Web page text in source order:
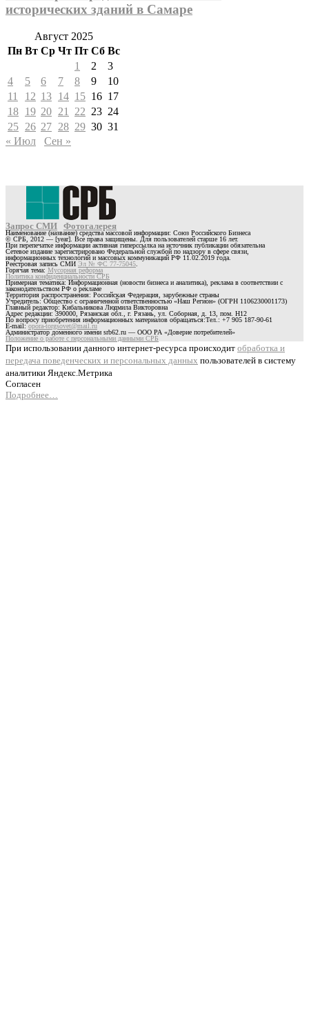
исторических зданий в Самаре
Август 2025
Пн Вт Ср Чт Пт Сб Вс
1
2
3
4
5 6 7 8 9
10
11
12 13 14 15 16 17
18 19 20 21 22 23 24
25 26 27 28 29 30 31
« Июл
Сен »
Запрос СМИ Фотогалерея
Наименование (название) средства массовой информации: Союз Российского Бизнеса
© СРБ, 2012 — [year]. Все права защищены. Для пользователей старше 16 лет.
При перепечатке информации активная гиперссылка на источник публикации обязательна
Сетевое издание зарегистрировано Федеральной службой по надзору в сфере связи,
информационных технологий и массовых коммуникаций РФ 11.02.2019 года.
Реестровая запись СМИ Эл № ФС 77-75045
Горячая тема: Мусорная реформа
Политика конфиденциальности СРБ
Примерная тематика: Информационная (новости бизнеса и аналитика), реклама в соответствии с
законодательством РФ о рекламе
Территория распространения: Российская Федерация, зарубежные страны
Учредитель: Общество с ограниченной ответственностью «Наш Регион» (ОГРН 1106230001173)
Главный редактор: Кибальникова Людмила Викторовна
Адрес редакции: 390000, Рязанская обл., г. Рязань, ул. Соборная, д. 13, пом. Н12
По вопросу приобретения информационных материалов обращаться:Тел.: +7 905 187-90-61
E-mail:opora-torgsovet@mail.ru
Администратор доменного имени srb62.ru — ООО РА «Доверие потребителей»
Положение о работе с персональными данными СРБ
При использовании данного интернет-ресурса происходит обработка и
передача поведенческих и персональных данных пользователей в систему
аналитики Яндекс.Метрика
Согласен
Подробнее…